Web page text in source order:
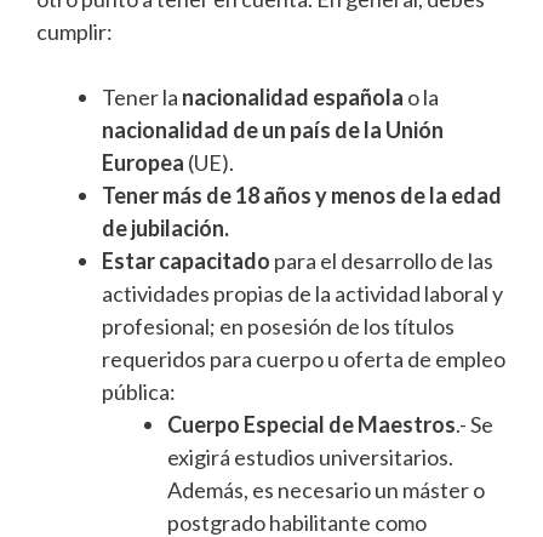
cumplir:
Tener la nacionalidad española o la
nacionalidad de un país de la Unión
Europea (UE).
Tener más de 18 años y menos de la edad
de jubilación.
Estar capacitado para el desarrollo de las
actividades propias de la actividad laboral y
profesional; en posesión de los títulos
requeridos para cuerpo u oferta de empleo
pública:
Cuerpo Especial de Maestros.- Se
exigirá estudios universitarios.
Además, es necesario un máster o
postgrado habilitante como